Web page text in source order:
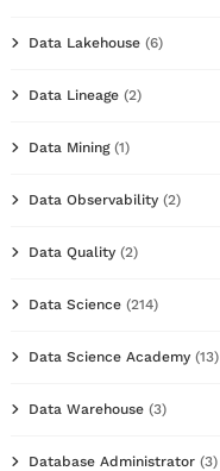
Data Lakehouse (6)
Data Lineage (2)
Data Mining(1)
Data Observability (2)
Data Quality (2)
Data Science (214)
Data Science Academy (13)
Data Warehouse (3)
Database Administrator (3)